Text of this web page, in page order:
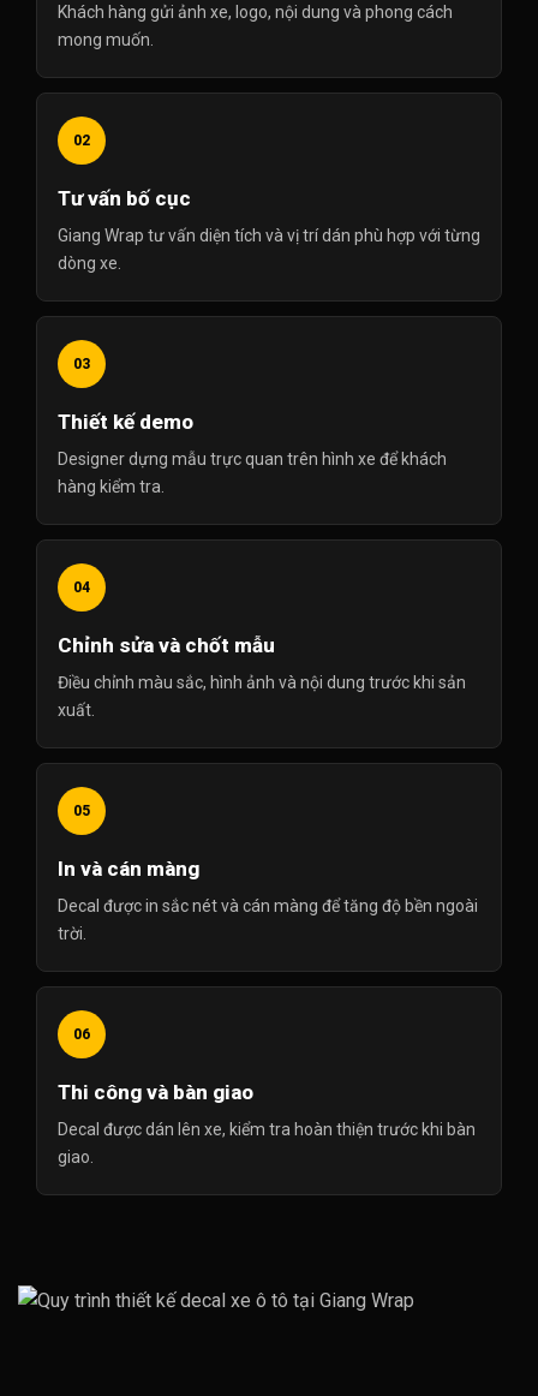
Khách hàng gửi ảnh xe, logo, nội dung và phong cách
mong muốn.
02
Tư vấn bố cục
Giang Wrap tư vấn diện tích và vị trí dán phù hợp với từng
dòng xe.
03
Thiết kế demo
Designer dựng mẫu trực quan trên hình xe để khách
hàng kiểm tra.
04
Chỉnh sửa và chốt mẫu
Điều chỉnh màu sắc, hình ảnh và nội dung trước khi sản
xuất.
05
In và cán màng
Decal được in sắc nét và cán màng để tăng độ bền ngoài
trời.
06
Thi công và bàn giao
Decal được dán lên xe, kiểm tra hoàn thiện trước khi bàn
giao.